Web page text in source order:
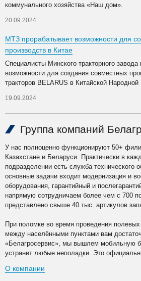
коммунального хозяйства «Наш дом».
20.09.2024
МТЗ прорабатывает возможности для
производств в Китае
Специалисты Минского тракторного
возможности для создания совместных
тракторов BELARUS в Китайской Народной
19.09.2024
Группа компаний
У нас полноценно функционируют 50+
Казахстане и Беларуси. Практически в
подразделении есть служба технического
основные задачи входит модернизация и
оборудования, гарантийный и
напрямую сотрудничаем более чем с 700
представлено свыше 40 тыс. артикулов
При поломке во время проведения
между населёнными пунктами вам
«Белагросервис», мы вышлем мобильную
устранит любые неполадки. Это
О компании